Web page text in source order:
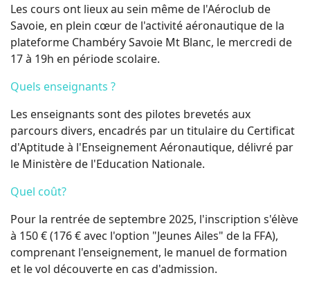
Les cours ont lieux au sein même de l'Aéroclub de
Savoie, en plein cœur de l'activité aéronautique de la
plateforme Chambéry Savoie Mt Blanc, le mercredi de
17 à 19h en période scolaire.
Quels enseignants ?
Les enseignants sont des pilotes brevetés aux
parcours divers, encadrés par un titulaire du Certificat
d'Aptitude à l'Enseignement Aéronautique, délivré par
le Ministère de l'Education Nationale.
Quel coût?
Pour la rentrée de septembre 2025, l'inscription s'élève
à 150 € (176 € avec l'option "Jeunes Ailes" de la FFA),
comprenant l'enseignement, le manuel de formation
et le vol découverte en cas d'admission.